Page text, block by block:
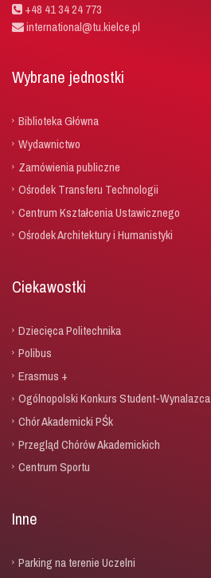
+48 41 34 24 773
international@tu.kielce.pl
Wybrane jednostki
Biblioteka Główna
Wydawnictwo
Zamówienia publiczne
Ośrodek Transferu Technologii
Centrum Kształcenia Ustawicznego
Ośrodek Architektury i Humanistyki
Ciekawostki
Dziecięca Politechnika
Polibus
Erasmus +
Ogólnopolski Konkurs Student-Wynalazca
Chór Akademicki PŚk
Przegląd Chórów Akademickich
Centrum Sportu
Inne
Parking na terenie Uczelni